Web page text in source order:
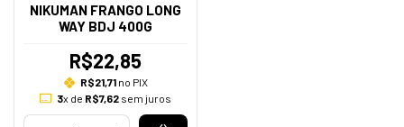
NIKUMAN FRANGO LONG
WAY BDJ 400G
R$22,85
R$21,71no PIX
3x de R$7,62 sem juros